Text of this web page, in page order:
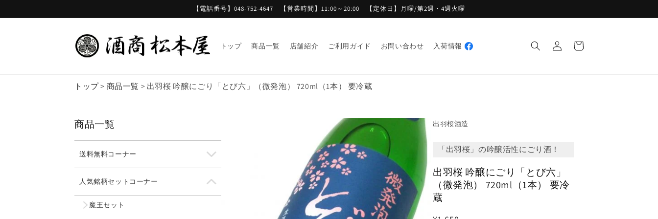
進む
【電話番号】048-752-4647 【営業時間】11:00～20:00 【定休日】月曜/第2週・4週火曜
トップ 商品一覧 店舗紹介 ご利用ガイド お問い合わせ 入荷情報
グ
イ
ー
トップ> 商品一覧 > 出羽桜 吟醸にごり「とび六」（微発泡） 720ml（1本） 要冷蔵
商品一覧
送料無料コーナー
人気銘柄セットコーナー
魔王セット
出羽桜酒造
「出羽桜」の吟醸活性にごり酒！
出羽桜 吟醸にごり「とび六」
（微発泡） 720ml（1本） 要冷
蔵